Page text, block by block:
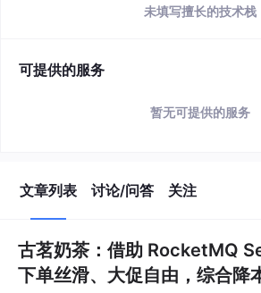
未填写擅长的技术栈
可提供的服务
暂无可提供的服务
文章列表 讨论/问答 关注
古茗奶茶：借助 RocketMQ
下单丝滑、大促自由，综合降